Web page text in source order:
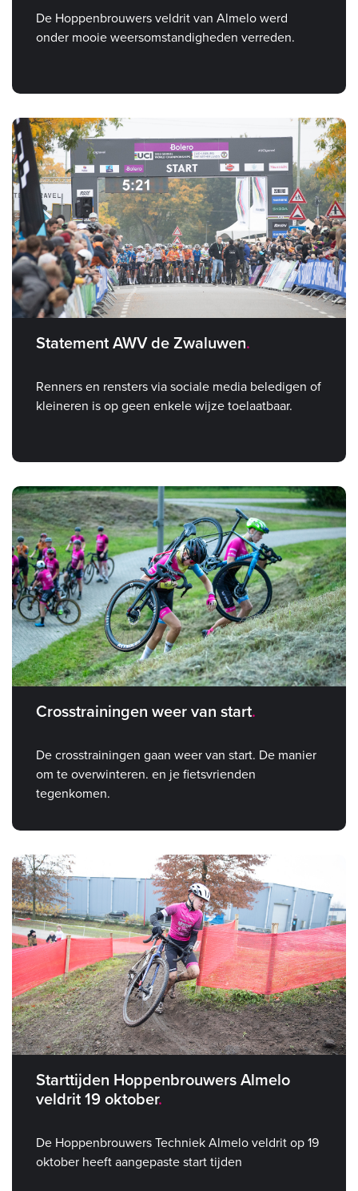
De Hoppenbrouwers veldrit van Almelo werd
onder mooie weersomstandigheden verreden.
Statement AWV de Zwaluwen
Renners en rensters via sociale media beledigen of
kleineren is op geen enkele wijze toelaatbaar.
Crosstrainingen weer van start
De crosstrainingen gaan weer van start. De manier
om te overwinteren. en je fietsvrienden
tegenkomen.
Starttijden Hoppenbrouwers Almelo
veldrit 19 oktober
De Hoppenbrouwers Techniek Almelo veldrit op 19
oktober heeft aangepaste start tijden